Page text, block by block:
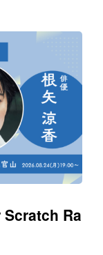
Scratch Ra